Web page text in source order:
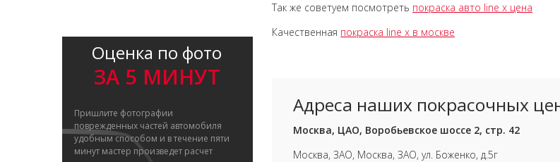
Так же советуем посмотреть покраска авто line x цена
Качественная покраска line x в москве
Адреса наших покрасочных
Москва, ЦАО, Воробьевское шоссе 2, стр. 42
Москва, ЗАО, Москва, ЗАО, ул. Боженко, д.5г
Оценка по фото
ЗА 5 МИНУТ
Пришлите фотографии
поврежденных частей автомобиля
удобным способом и в течение пяти
минут мастер произведет расчет